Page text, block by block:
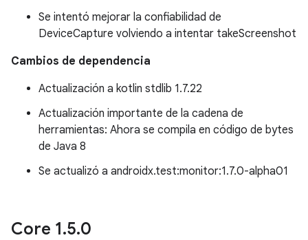
Se intentó mejorar la confiabilidad de
DeviceCapture volviendo a intentar takeScreenshot
Cambios de dependencia
Actualización a kotlin stdlib 1.7.22
Actualización importante de la cadena de
herramientas: Ahora se compila en código de bytes
de Java 8
Se actualizó a androidx.test:monitor:1.7.0-alpha01
Core 1.5.0